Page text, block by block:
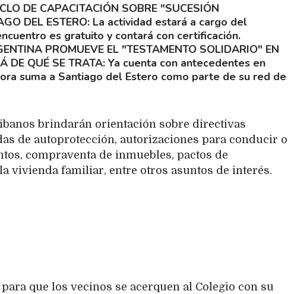
DE CAPACITACIÓN SOBRE "SUCESIÓN
DEL ESTERO La actividad estará a cargo del
es gratuito y contará con certificación.
PROMUEVE EL "TESTAMENTO SOLIDARIO" EN
DE QUÉ SE TRATA Ya cuenta con antecedentes en
suma a Santiago del Estero como parte de su red de
brindarán orientación sobre directivas
de autoprotección, autorizaciones para conducir o
compraventa de inmuebles, pactos de
vivienda familiar, entre otros asuntos de interés.
que los vecinos se acerquen al Colegio con su